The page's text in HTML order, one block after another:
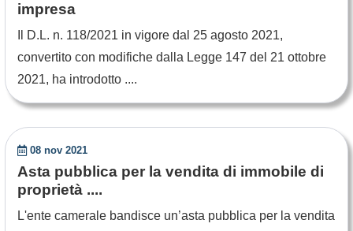
impresa
Il D.L. n. 118/2021 in vigore dal 25 agosto 2021,
convertito con modifiche dalla Legge 147 del 21 ottobre
2021, ha introdotto ....
08 nov 2021
Asta pubblica per la vendita di immobile di
proprietà ....
L'ente camerale bandisce un’asta pubblica per la vendita